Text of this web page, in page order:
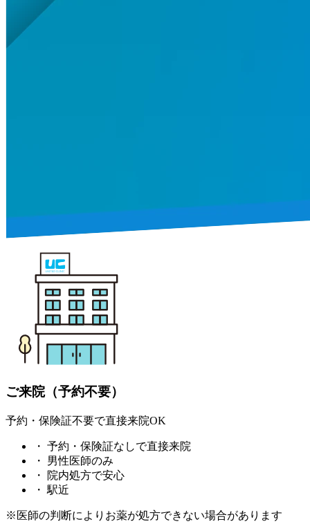
ご来院（予約不要）
予約・保険証不要で直接来院OK
・ 予約・保険証なしで直接来院
・
男性医師のみ
・
院内処方で安心
・ 駅近
※医師の判断によりお薬が処方できない場合があります